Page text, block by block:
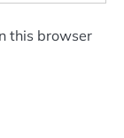
this browser